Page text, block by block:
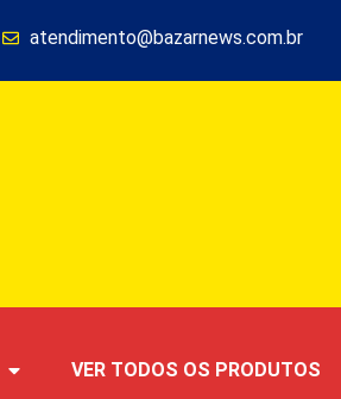
atendimento@bazarnews.com.br
VER TODOS OS PRODUTOS